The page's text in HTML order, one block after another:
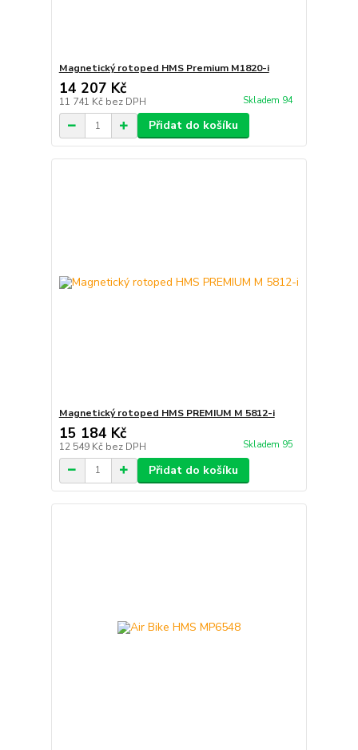
Magnetický rotoped HMS Premium M1820-i
14 207 Kč
11 741 Kč bez DPH Skladem 94
Přidat do košíku
Magnetický rotoped HMS PREMIUM M 5812-i
15 184 Kč
12 549 Kč bez DPH Skladem 95
Přidat do košíku